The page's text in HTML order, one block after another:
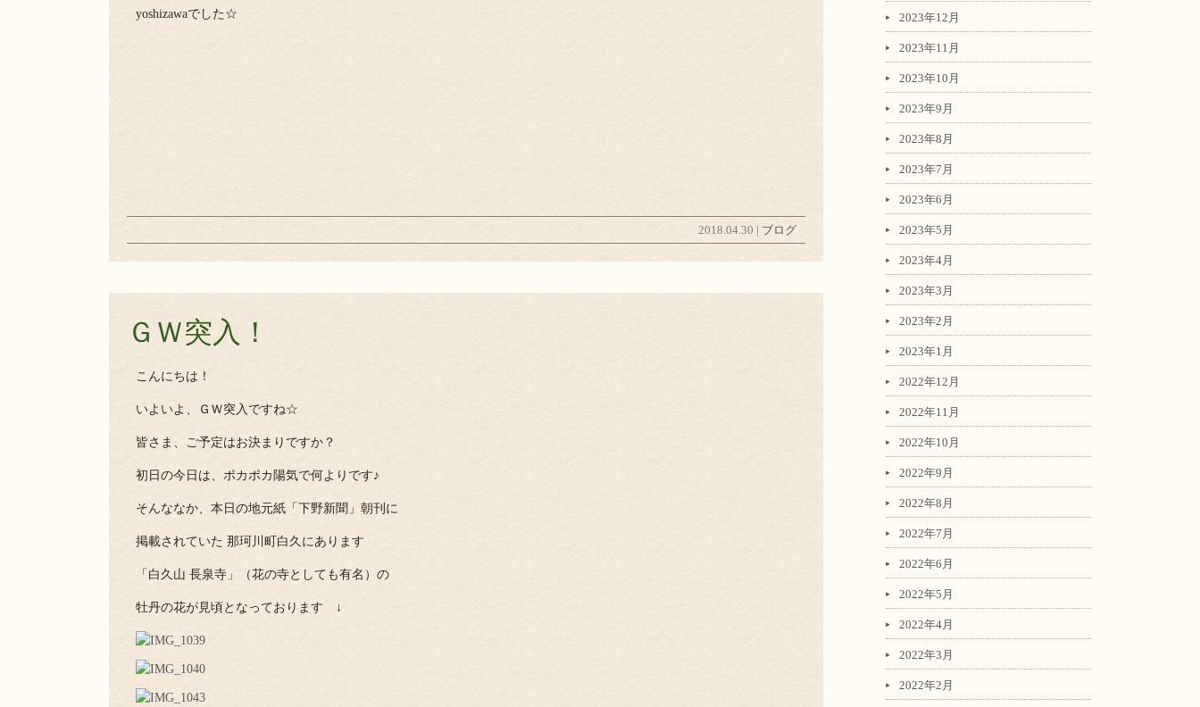
yoshizawaでした☆
2018.04.30 | ブログ
ＧＷ突入！
こんにちは！
いよいよ、ＧＷ突入ですね☆
皆さま、ご予定はお決まりですか？
初日の今日は、ポカポカ陽気で何よりです♪
そんななか、本日の地元紙「下野新聞」朝刊に
掲載されていた 那珂川町白久にあります
「白久山 長泉寺」（花の寺としても有名）の
牡丹の花が見頃となっております ↓
2023年12月
2023年11月
2023年10月
2023年9月
2023年8月
2023年7月
2023年6月
2023年5月
2023年4月
2023年3月
2023年2月
2023年1月
2022年12月
2022年11月
2022年10月
2022年9月
2022年8月
2022年7月
2022年6月
2022年5月
2022年4月
2022年3月
2022年2月